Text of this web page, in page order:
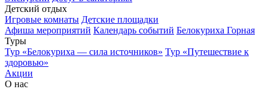
Детский отдых
Игровые комнаты Детские площадки
Афиша мероприятий Календарь событий Белокуриха Горная
Туры
Тур «Белокуриха — сила источников» Тур «Путешествие к
здоровью»
Акции
О нас